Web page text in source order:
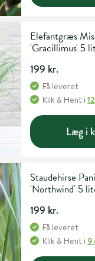
Elefantgræs
'Gracillimus' 5
199 kr.
Få leveret
Klik & Hent i
Læg i
Staudehirse
'Northwind' 5
199 kr.
Få leveret
Klik & Hent i 9